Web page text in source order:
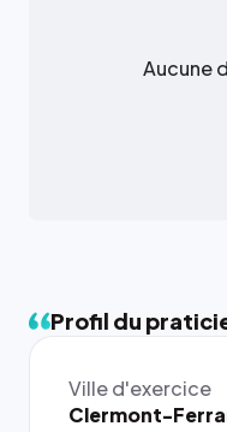
Aucune
Profil du
Ville d'exercice
Clermont-